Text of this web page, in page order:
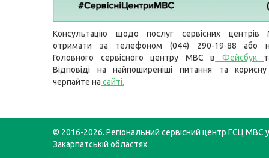
Консультацію щодо послуг сервісних
отримати за телефоном (044) 290-19-88 або
Головного сервісного центру МВС в
Фейсбук
Відповіді на найпоширеніші питання та
черпайте на сайті.
© 2016-2026. Регіональний сервісний центр ГСЦ МВС у
Закарпатській областях